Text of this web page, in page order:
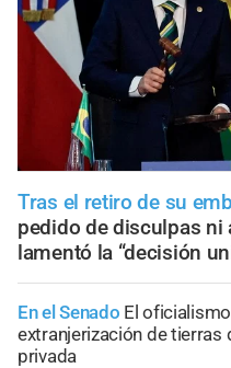
Tras el retiro de su
pedido de disculpas
lamentó la “decisión
En el Senado El
extranjerización de
privada